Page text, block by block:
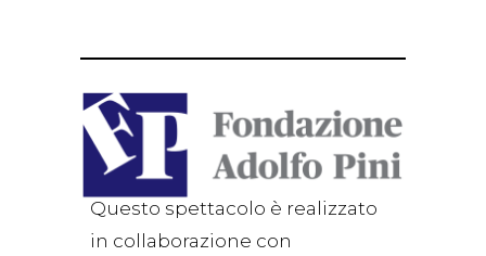
Questo spettacolo è realizzato
in collaborazione con